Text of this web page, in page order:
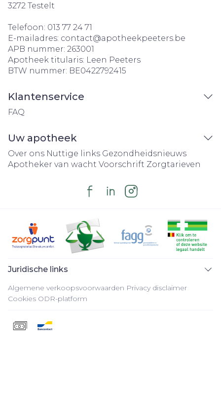
3272 Testelt
Telefoon: 013 77 24 71
E-mailadres: contact@apotheekpeeters.be
APB nummer: 263001
Apotheek titularis: Leen Peeters
BTW nummer: BE0422792415
Klantenservice
FAQ
Uw apotheek
Over ons Nuttige links Gezondheidsnieuws
Apotheker van wacht Voorschrift Zorgtarieven
Juridische links
Algemene verkoopsvoorwaarden Privacy disclaimer
Cookies ODR-platform